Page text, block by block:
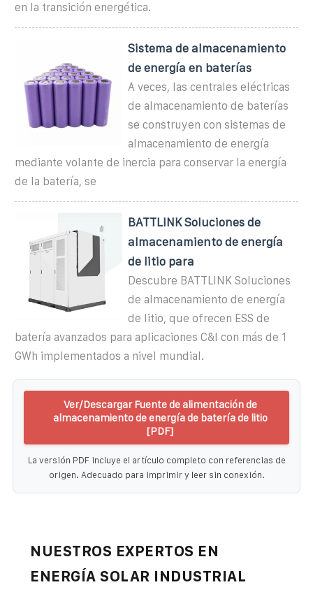
en la transición energética.
Sistema de almacenamiento
de energía en baterías
A veces, las centrales eléctricas
de almacenamiento de baterías
se construyen con sistemas de
almacenamiento de energía
mediante volante de inercia para conservar la energía
de la batería, se
BATTLINK Soluciones de
almacenamiento de energía
de litio para
Descubre BATTLINK Soluciones
de almacenamiento de energía
de litio, que ofrecen ESS de
batería avanzados para aplicaciones C&I con más de 1
GWh implementados a nivel mundial.
Ver/Descargar Fuente de alimentación de
almacenamiento de energía de batería de litio
[PDF]
La versión PDF incluye el artículo completo con referencias de
origen. Adecuado para imprimir y leer sin conexión.
NUESTROS EXPERTOS EN
ENERGÍA SOLAR INDUSTRIAL